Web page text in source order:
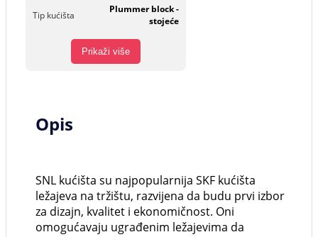
Tip kućišta
Plummer block -
stojeće
Prikaži više
Opis
SNL kućišta su najpopularnija SKF kućišta
ležajeva na tržištu, razvijena da budu prvi izbor
za dizajn, kvalitet i ekonomičnost. Oni
omogućavaju ugrađenim ležajevima da